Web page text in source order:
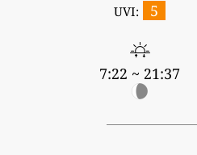
UVI: 5
7:22 ~ 21:37